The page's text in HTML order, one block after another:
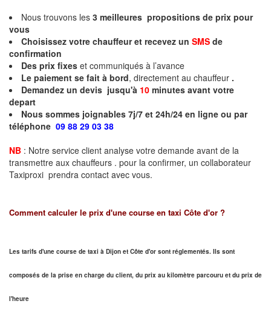
Nous trouvons les 3 meilleures propositions de prix pour
vous
Choisissez votre chauffeur et recevez un SMS de
confirmation
Des prix fixes et communiqués à l’avance
Le paiement se fait à bord, directement au chauffeur .
Demandez un devis jusqu'à 10 minutes avant votre
depart
Nous sommes joignables 7j/7 et 24h/24 en ligne ou par
téléphone 09 88 29 03 38
NB : Notre service client analyse votre demande avant de la
transmettre aux chauffeurs . pour la confirmer, un collaborateur
Taxiproxi prendra contact avec vous.
Comment calculer le prix d'une course en taxi Côte d'or ?
Les tarifs d'une course de taxi à Dijon et Côte d'or sont réglementés. Ils sont
composés de la prise en charge du client, du prix au kilomètre parcouru et du prix de
l'heure